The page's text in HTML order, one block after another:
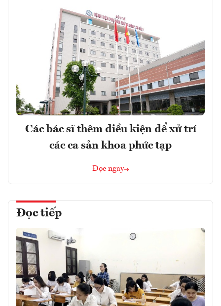
Các bác sĩ thêm điều kiện để xử trí
các ca sản khoa phức tạp
Đọc ngay
Đọc tiếp